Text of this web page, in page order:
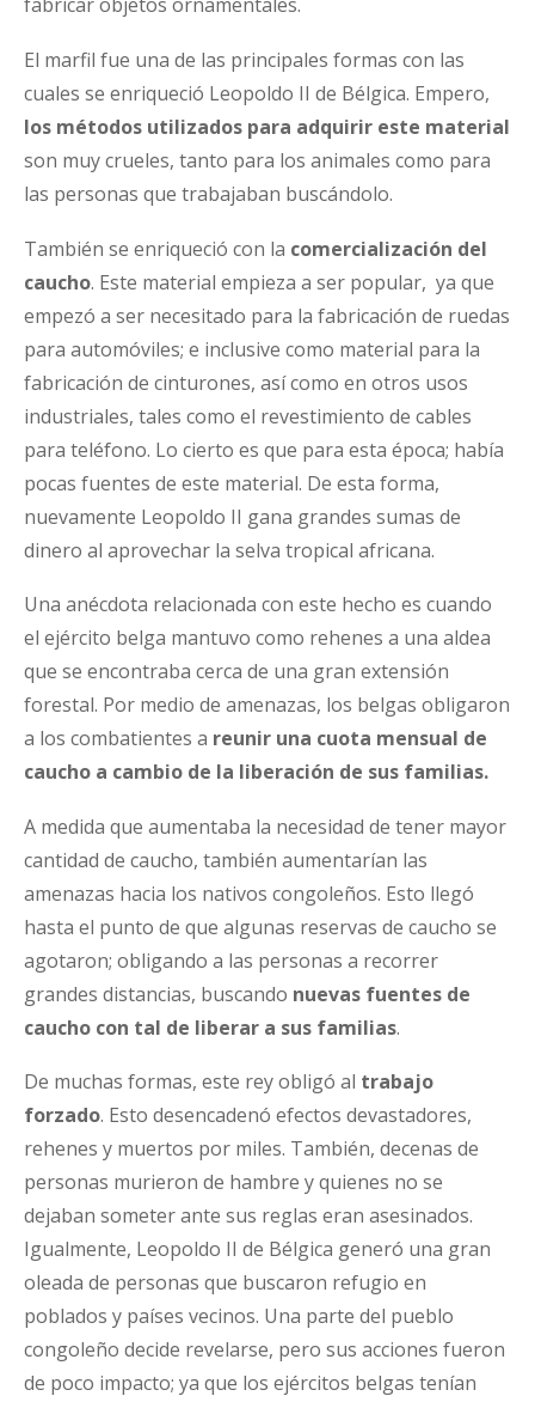
El marfil fue una de las principales formas con las
cuales se enriqueció Leopoldo II de Bélgica. Empero,
los métodos utilizados para adquirir este material
son muy crueles, tanto para los animales como para
las personas que trabajaban buscándolo.
También se enriqueció con la comercialización del
caucho. Este material empieza a ser popular, ya que
empezó a ser necesitado para la fabricación de ruedas
para automóviles; e inclusive como material para la
fabricación de cinturones, así como en otros usos
industriales, tales como el revestimiento de cables
para teléfono. Lo cierto es que para esta época; había
pocas fuentes de este material. De esta forma,
nuevamente Leopoldo II gana grandes sumas de
dinero al aprovechar la selva tropical africana.
Una anécdota relacionada con este hecho es cuando
el ejército belga mantuvo como rehenes a una aldea
que se encontraba cerca de una gran extensión
forestal. Por medio de amenazas, los belgas obligaron
a los combatientes a reunir una cuota mensual de
caucho a cambio de la liberación de sus familias.
A medida que aumentaba la necesidad de tener mayor
cantidad de caucho, también aumentarían las
amenazas hacia los nativos congoleños. Esto llegó
hasta el punto de que algunas reservas de caucho se
agotaron; obligando a las personas a recorrer
grandes distancias, buscando nuevas fuentes de
caucho con tal de liberar a sus familias.
De muchas formas, este rey obligó al trabajo
forzado. Esto desencadenó efectos devastadores,
rehenes y muertos por miles. También, decenas de
personas murieron de hambre y quienes no se
dejaban someter ante sus reglas eran asesinados.
Igualmente, Leopoldo II de Bélgica generó una gran
oleada de personas que buscaron refugio en
poblados y países vecinos. Una parte del pueblo
congoleño decide revelarse, pero sus acciones fueron
de poco impacto; ya que los ejércitos belgas tenían